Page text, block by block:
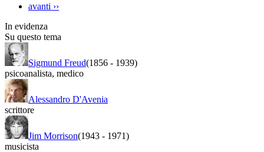
avanti ››
In evidenza
Su questo tema
Sigmund Freud(1856 - 1939)
psicoanalista, medico
Alessandro D'Avenia
scrittore
Jim Morrison(1943 - 1971)
musicista